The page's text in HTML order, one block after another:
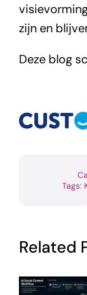
zijn en
Deze blog
Tags:
Related